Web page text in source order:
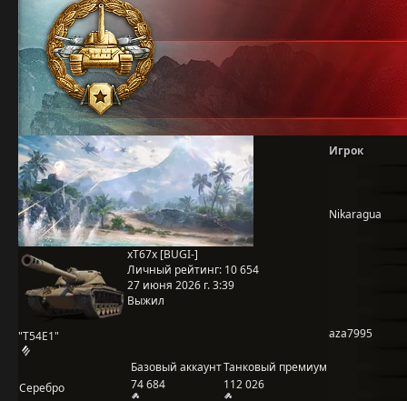
"T54E1"
xT67x [BUGI-]
Личный рейтинг: 10 654
27 июня 2026 г. 3:39
Выжил
Базовый аккаунтТанковый премиум
Серебро
74 684 112 026
Игрок
Nikaragua
aza7995